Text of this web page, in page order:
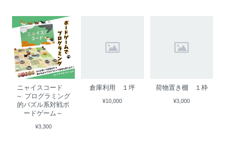
ニャイスコード
～ プログラミング
的パズル系対戦ボ
ードゲーム～
¥3,300
倉庫利用 １坪
¥10,000
荷物置き棚 １枠
¥3,000